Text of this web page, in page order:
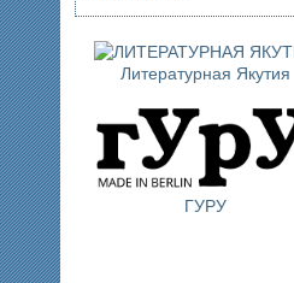
Литературная Якутия
ГУРУ